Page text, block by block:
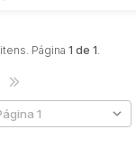
itens. Página 1 de 1.